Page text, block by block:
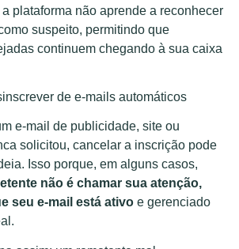
plataforma não aprende a reconhecer
suspeito, permitindo que
continuem chegando à sua caixa
de e-mails automáticos
e-mail de publicidade, site ou
solicitou, cancelar a inscrição pode
Isso porque, em alguns casos,
não é chamar sua atenção,
seu e-mail está ativo e gerenciado